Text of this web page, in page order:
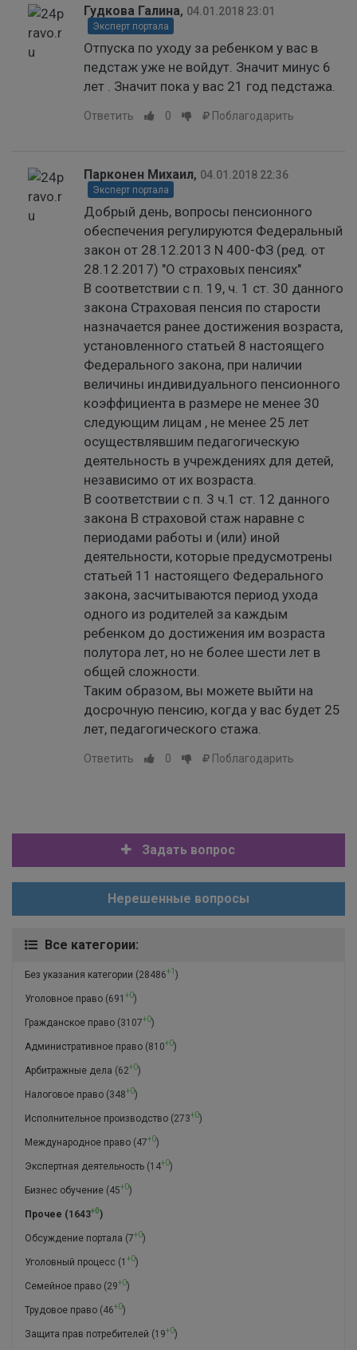
Гудкова Галина, 04.01.2018 23:01
Эксперт портала
Отпуска по уходу за ребенком у вас в
педстаж уже не войдут. Значит минус 6
лет . Значит пока у вас 21 год педстажа.
Ответить 0 Поблагодарить
Парконен Михаил, 04.01.2018 22:36
Эксперт портала
Добрый день, вопросы пенсионного
обеспечения регулируются Федеральный
закон от 28.12.2013 N 400-ФЗ (ред. от
28.12.2017) "О страховых пенсиях"
В соответствии с п. 19, ч. 1 ст. 30 данного
закона Страховая пенсия по старости
назначается ранее достижения возраста,
установленного статьей 8 настоящего
Федерального закона, при наличии
величины индивидуального пенсионного
коэффициента в размере не менее 30
следующим лицам , не менее 25 лет
осуществлявшим педагогическую
деятельность в учреждениях для детей,
независимо от их возраста.
В соответствии с п. 3 ч.1 ст. 12 данного
закона В страховой стаж наравне с
периодами работы и (или) иной
деятельности, которые предусмотрены
статьей 11 настоящего Федерального
закона, засчитываются период ухода
одного из родителей за каждым
ребенком до достижения им возраста
полутора лет, но не более шести лет в
общей сложности.
Таким образом, вы можете выйти на
досрочную пенсию, когда у вас будет 25
лет, педагогического стажа.
Ответить 0 Поблагодарить
Задать вопрос
Нерешенные вопросы
Все категории:
Без указания категории (28486+1 )
Уголовное право (691 +0)
Гражданское право (3107+0)
Административное право (810+0)
Арбитражные дела (62+0)
Налоговое право (348+0)
Исполнительное производство (273+0)
Международное право (47+0)
Экспертная деятельность (14+0)
Бизнес обучение (45+0)
Прочее (1643+0)
Обсуждение портала (7+0)
Уголовный процесс (1 +0)
Семейное право (29+0)
Трудовое право (46+0)
Защита прав потребителей (19+0)